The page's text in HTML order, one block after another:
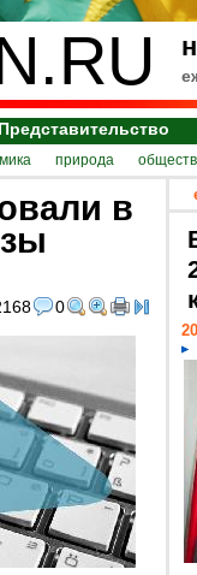
Представительство
природа
в
0